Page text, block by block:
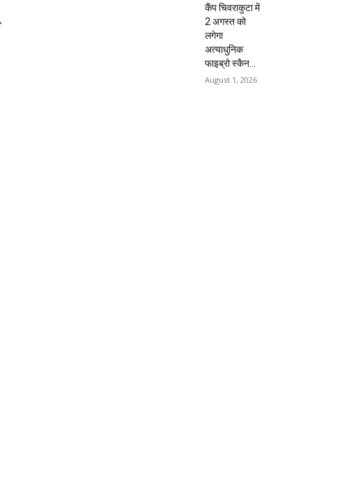
कैंप चिवराकुटा में
2 अगस्त को
लगेगा
अत्याधुनिक
फाइब्रो स्कैन...
August 1, 2026